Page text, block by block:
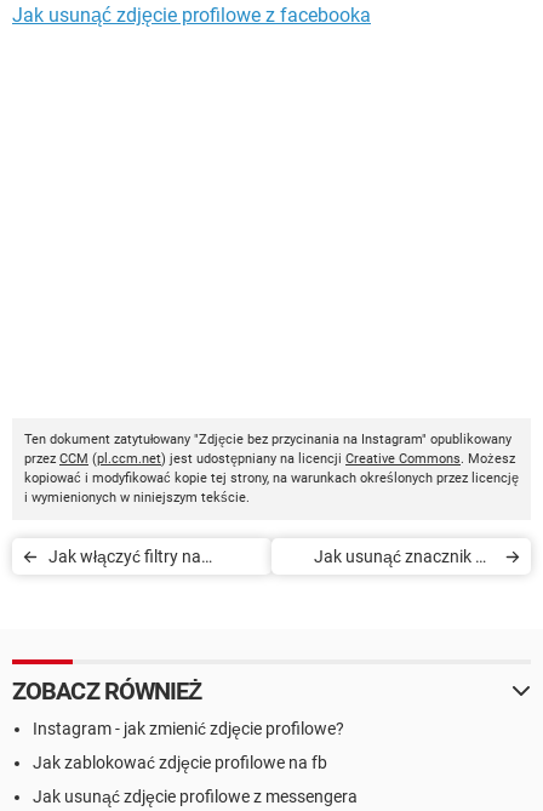
Jak usunąć zdjęcie profilowe z facebooka
Ten dokument zatytułowany "Zdjęcie bez przycinania na Instagram" opublikowany
przez CCM (pl.ccm.net) jest udostępniany na licencji Creative Commons. Możesz
kopiować i modyfikować kopie tej strony, na warunkach określonych przez licencję
i wymienionych w niniejszym tekście.
Jak włączyć filtry na
Jak usunąć znacznik na
ZOBACZ RÓWNIEŻ
Instagram - jak zmienić zdjęcie profilowe?
Jak zablokować zdjęcie profilowe na fb
Jak usunąć zdjęcie profilowe z messengera